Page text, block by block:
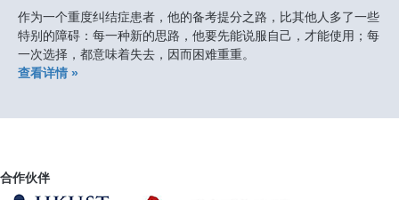
作为一个重度纠结症患者，他的备考提分之路，比其他人多了一些
特别的障碍：每一种新的思路，他要先能说服自己，才能使用；每
一次选择，都意味着失去，因而困难重重。
查看详情 »
合作伙伴